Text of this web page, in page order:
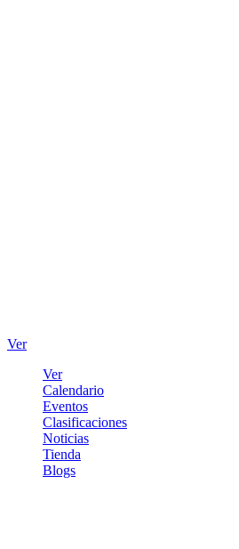
Ver
Ver
Calendario
Eventos
Clasificaciones
Noticias
Tienda
Blogs